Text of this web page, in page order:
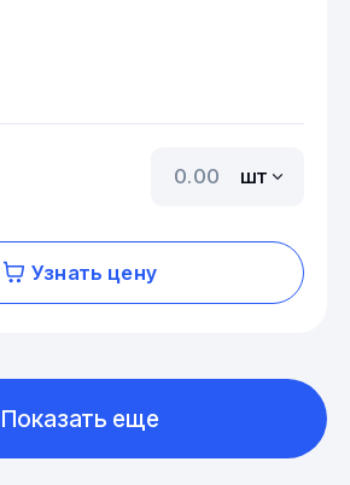
шт
Узнать цену
Показать еще